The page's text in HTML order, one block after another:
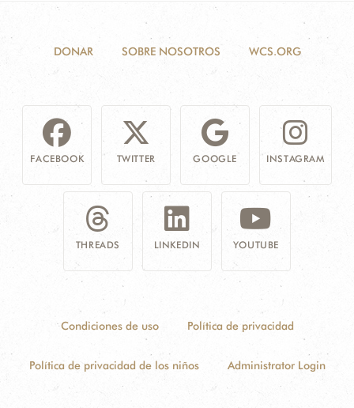
DONAR SOBRE NOSOTROS WCS.ORG
FACEBOOK TWITTER GOOGLE INSTAGRAM
THREADS LINKEDIN YOUTUBE
Condiciones de uso Política de privacidad
Política de privacidad de los niños Administrator Login